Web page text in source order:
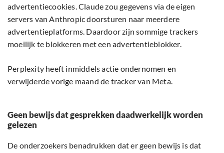
advertentiecookies. Claude zou gegevens via de eigen
servers van Anthropic doorsturen naar meerdere
advertentieplatforms. Daardoor zijn sommige trackers
moeilijk te blokkeren met een advertentieblokker.
Perplexity heeft inmiddels actie ondernomen en
verwijderde vorige maand de tracker van Meta.
Geen bewijs dat gesprekken daadwerkelijk worden
gelezen
De onderzoekers benadrukken dat er geen bewijs is dat